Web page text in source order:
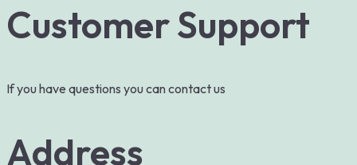
Customer Support
If you have questions you can contact us
Address